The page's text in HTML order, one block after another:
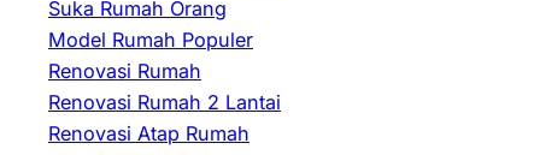
Suka Rumah Orang
Model Rumah Populer
Renovasi Rumah
Renovasi Rumah 2 Lantai
Renovasi Atap Rumah